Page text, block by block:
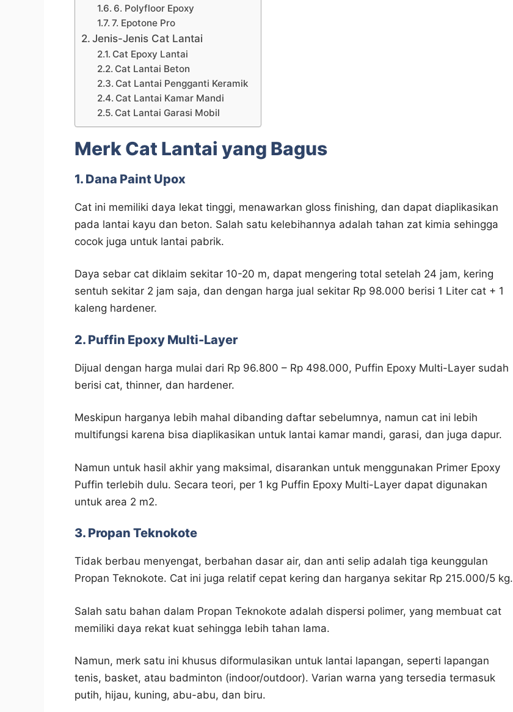
6. Polyfloor Epoxy
7. Epotone Pro
Jenis-Jenis Cat Lantai
Cat Epoxy Lantai
Cat Lantai Beton
Cat Lantai Pengganti Keramik
Cat Lantai Kamar Mandi
Cat Lantai Garasi Mobil
Merk Cat Lantai yang Bagus
1. Dana Paint Upox
Cat ini memiliki daya lekat tinggi, menawarkan gloss finishing, dan dapat diaplikasikan
pada lantai kayu dan beton. Salah satu kelebihannya adalah tahan zat kimia sehingga
cocok juga untuk lantai pabrik.
Daya sebar cat diklaim sekitar 10-20 m, dapat mengering total setelah 24 jam, kering
sentuh sekitar 2 jam saja, dan dengan harga jual sekitar Rp 98.000 berisi 1 Liter cat + 1
kaleng hardener.
2. Puffin Epoxy Multi-Layer
Dijual dengan harga mulai dari Rp 96.800 – Rp 498.000, Puffin Epoxy Multi-Layer sudah
berisi cat, thinner, dan hardener.
Meskipun harganya lebih mahal dibanding daftar sebelumnya, namun cat ini lebih
multifungsi karena bisa diaplikasikan untuk lantai kamar mandi, garasi, dan juga dapur.
Namun untuk hasil akhir yang maksimal, disarankan untuk menggunakan Primer Epoxy
Puffin terlebih dulu. Secara teori, per 1 kg Puffin Epoxy Multi-Layer dapat digunakan
untuk area 2 m2.
3. Propan Teknokote
Tidak berbau menyengat, berbahan dasar air, dan anti selip adalah tiga keunggulan
Propan Teknokote. Cat ini juga relatif cepat kering dan harganya sekitar Rp 215.000/5 kg.
Salah satu bahan dalam Propan Teknokote adalah dispersi polimer, yang membuat cat
memiliki daya rekat kuat sehingga lebih tahan lama.
Namun, merk satu ini khusus diformulasikan untuk lantai lapangan, seperti lapangan
tenis, basket, atau badminton (indoor/outdoor). Varian warna yang tersedia termasuk
putih, hijau, kuning, abu-abu, dan biru.